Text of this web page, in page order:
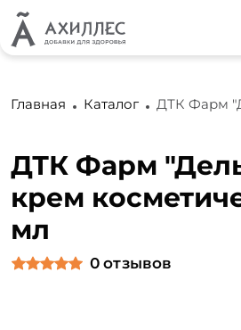
Главная Каталог ДТК Фарм
ДТК Фарм
крем
мл
0 отзывов